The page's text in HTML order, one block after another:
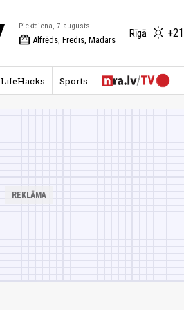
Piektdiena, 7.augusts
redeem Alfrēds, Fredis, Madars
Rīgā
LifeHacks Sports